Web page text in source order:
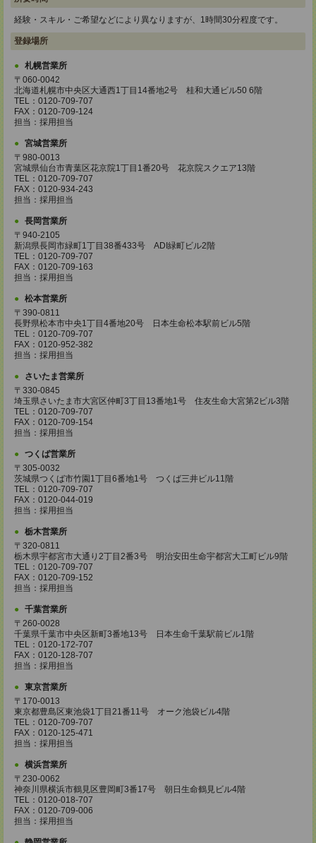
経験・スキル・ご希望などにより異なりますが、1時間30分程度です。
登録場所
札幌営業所
〒060-0042
北海道札幌市中央区大通西1丁目14番地2号 桂和大通ビル50 6階
TEL：0120-709-707
FAX：0120-709-124
担当：採用担当
宮城営業所
〒980-0013
宮城県仙台市青葉区花京院1丁目1番20号 花京院スクエア13階
TEL：0120-709-707
FAX：0120-934-243
担当：採用担当
長岡営業所
〒940-2105
新潟県長岡市緑町1丁目38番433号 ADI緑町ビル2階
TEL：0120-709-707
FAX：0120-709-163
担当：採用担当
松本営業所
〒390-0811
長野県松本市中央1丁目4番地20号 日本生命松本駅前ビル5階
TEL：0120-709-707
FAX：0120-952-382
担当：採用担当
さいたま営業所
〒330-0845
埼玉県さいたま市大宮区仲町3丁目13番地1号 住友生命大宮第2ビル3階
TEL：0120-709-707
FAX：0120-709-154
担当：採用担当
つくば営業所
〒305-0032
茨城県つくば市竹園1丁目6番地1号 つくば三井ビル11階
TEL：0120-709-707
FAX：0120-044-019
担当：採用担当
栃木営業所
〒320-0811
栃木県宇都宮市大通り2丁目2番3号 明治安田生命宇都宮大工町ビル9階
TEL：0120-709-707
FAX：0120-709-152
担当：採用担当
千葉営業所
〒260-0028
千葉県千葉市中央区新町3番地13号 日本生命千葉駅前ビル1階
TEL：0120-172-707
FAX：0120-128-707
担当：採用担当
東京営業所
〒170-0013
東京都豊島区東池袋1丁目21番11号 オーク池袋ビル4階
TEL：0120-709-707
FAX：0120-125-471
担当：採用担当
横浜営業所
〒230-0062
神奈川県横浜市鶴見区豊岡町3番17号 朝日生命鶴見ビル4階
TEL：0120-018-707
FAX：0120-709-006
担当：採用担当